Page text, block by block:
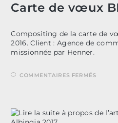
Carte de vœux
Compositing de la carte de
2016. Client : Agence de
missionnée par Henner.
COMMENTAIRES FERMÉSSUR